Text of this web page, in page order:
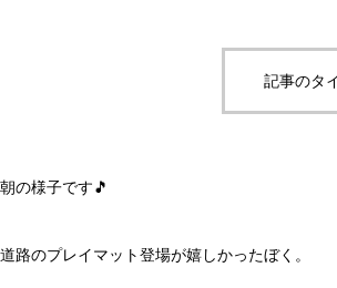
記事のタ
朝の様子です🎵
道路のプレイマット登場が嬉しかったぼく。